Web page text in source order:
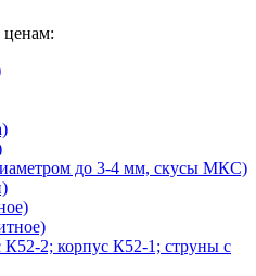
до 3-4 мм, скусы МКС)
2; корпус К52-1; струны с